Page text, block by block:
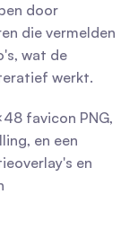
door
die vermelden
wat de
werkt.
favicon PNG,
en een
en